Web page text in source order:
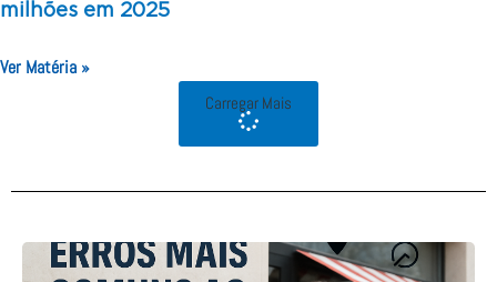
milhões em 2025
Ver Matéria »
Carregar Mais